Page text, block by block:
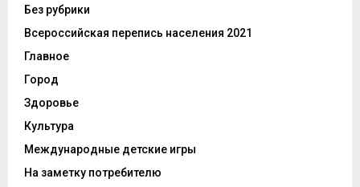
Без рубрики
Всероссийская перепись населения 2021
Главное
Город
Здоровье
Культура
Международные детские игры
На заметку потребителю